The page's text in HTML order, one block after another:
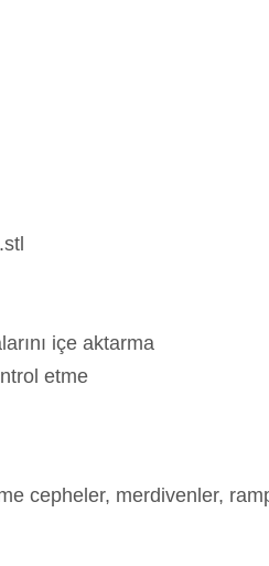
içe aktarma
etme
cepheler, merdivenler,